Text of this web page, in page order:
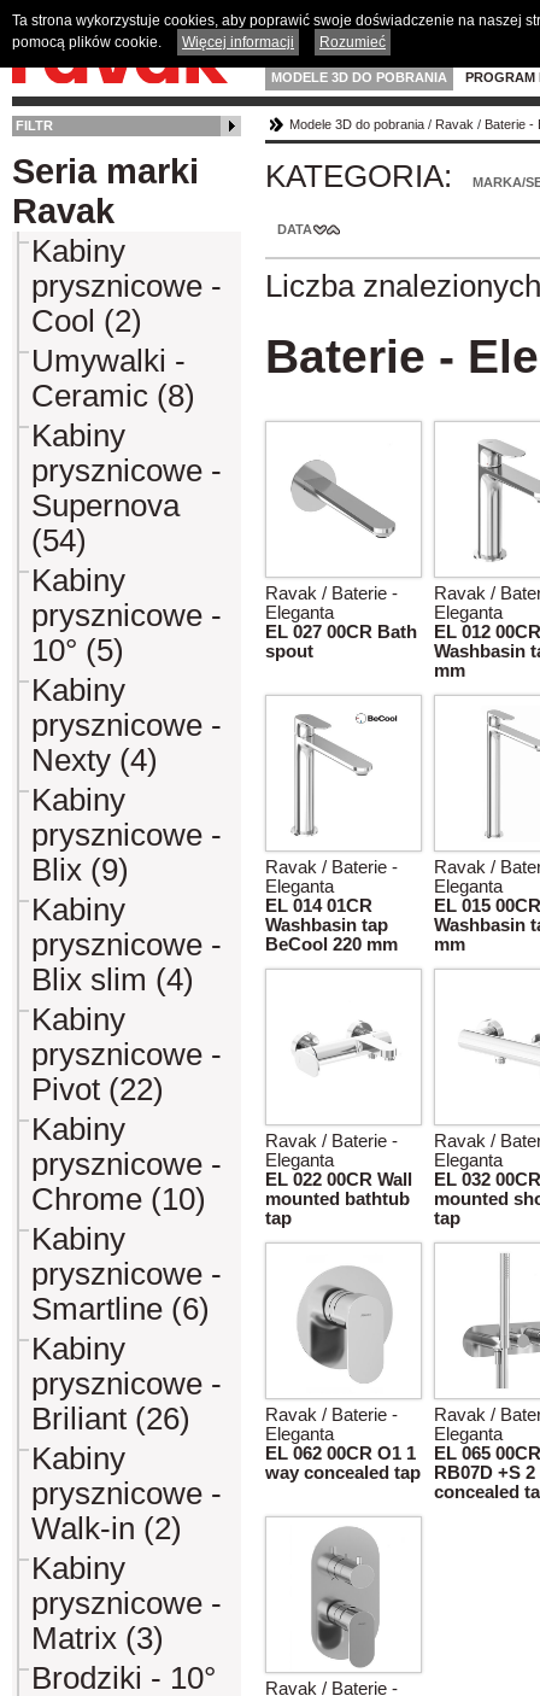
MODELE 3D DO POBRANIA PROGRAM
FILTR
Seria marki
Ravak
Kabiny
prysznicowe -
Cool (2)
Umywalki -
Ceramic (8)
Kabiny
prysznicowe -
Supernova
(54)
Kabiny
prysznicowe -
10° (5)
Kabiny
prysznicowe -
Nexty (4)
Kabiny
prysznicowe -
Blix (9)
Kabiny
prysznicowe -
Blix slim (4)
Kabiny
prysznicowe -
Pivot (22)
Kabiny
prysznicowe -
Chrome (10)
Kabiny
prysznicowe -
Smartline (6)
Kabiny
prysznicowe -
Briliant (26)
Kabiny
prysznicowe -
Walk-in (2)
Kabiny
prysznicowe -
Matrix (3)
Brodziki - 10°
Modele 3D do pobrania / Ravak / Baterie -
KATEGORIA: MARKA/
DATA
Liczba
Baterie -
Ravak / Baterie -
Eleganta
EL 027 00CR Bath
spout
Ravak /
Eleganta
EL 012 00CR
Washbasin
mm
Ravak / Baterie -
Eleganta
EL 014 01CR
Washbasin tap
BeCool 220 mm
Ravak /
Eleganta
EL 015 00CR
Washbasin
mm
Ravak / Baterie -
Eleganta
EL 022 00CR Wall
mounted bathtub
tap
Ravak /
Eleganta
EL 032
mounted
tap
Ravak / Baterie -
Eleganta
EL 062 00CR O1 1
way concealed tap
Ravak /
Eleganta
EL 065
RB07D +S
concealed
Ravak / Baterie -
Ta strona wykorzystuje cookies, aby poprawić swoje doświadczenie na naszej
pomocą plików cookie.
Więcej informacji Rozumieć